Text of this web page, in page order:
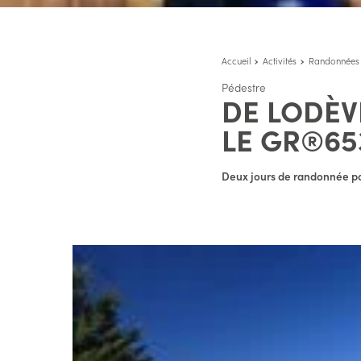
Accueil Activités Randonnées
Pédestre
DE
LE
Deux jours de randonnée